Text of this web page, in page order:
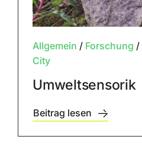
Allgemein / Forschung /
City
Umweltsensorik
Beitrag lesen